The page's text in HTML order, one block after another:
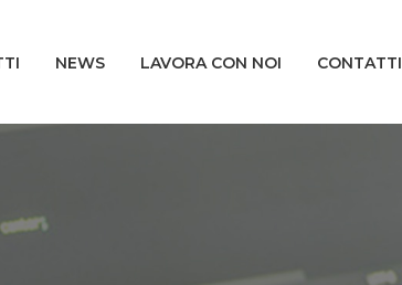
NEWS LAVORA CON NOI CONTATTI